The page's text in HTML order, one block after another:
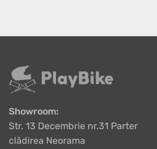
Showroom:
Str. 13 Decembrie nr.31 Parter
clădirea Neorama